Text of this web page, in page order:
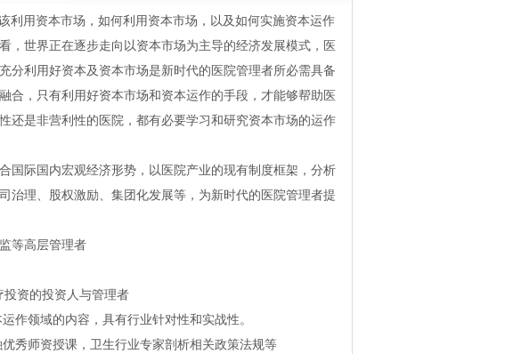
利用资本市场，如何利用资本市场，以及如何实施资本运作
，世界正在逐步走向以资本市场为主导的经济发展模式，医
分利用好资本及资本市场是新时代的医院管理者所必需具备
合，只有利用好资本市场和资本运作的手段，才能够帮助医
还是非营利性的医院，都有必要学习和研究资本市场的运作
国际国内宏观经济形势，以医院产业的现有制度框架，分析
治理、股权激励、集团化发展等，为新时代的医院管理者提
等高层管理者
的投资人与管理者
作领域的内容，具有行业针对性和实战性。
授课，卫生行业专家剖析相关政策法规等